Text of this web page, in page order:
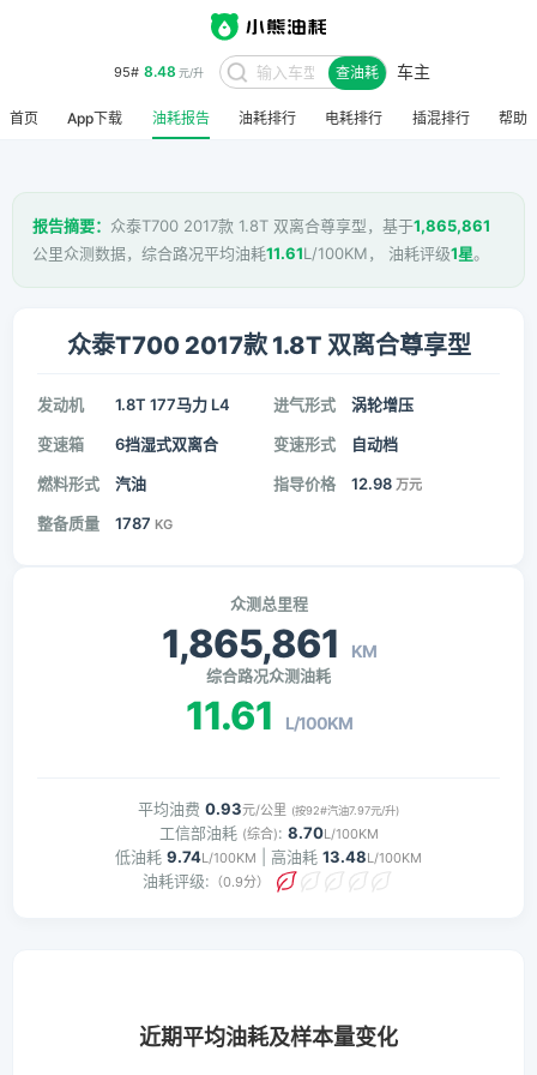
95# 8.48 元/升 查油耗 车主
首页 App下载 油耗报告 油耗排行 电耗排行 插混排行 帮助
报告摘要： 众泰T700 2017款 1.8T 双离合尊享型，基于1,865,861
公里众测数据，综合路况平均油耗11.61L/100KM， 油耗评级1星。
众泰T700 2017款 1.8T 双离合尊享型
发动机 1.8T 177马力 L4 进气形式 涡轮增压
变速箱 6挡湿式双离合 变速形式 自动档
燃料形式 汽油 指导价格 12.98 万元
整备质量 1787 KG
众测总里程
1,865,861 KM
综合路况众测油耗
11.61 L/100KM
平均油费 0.93元/公里 (按92#汽油7.97元/升)
工信部油耗 (综合): 8.70L/100KM
低油耗 9.74L/100KM | 高油耗 13.48L/100KM
油耗评级: （0.9分）